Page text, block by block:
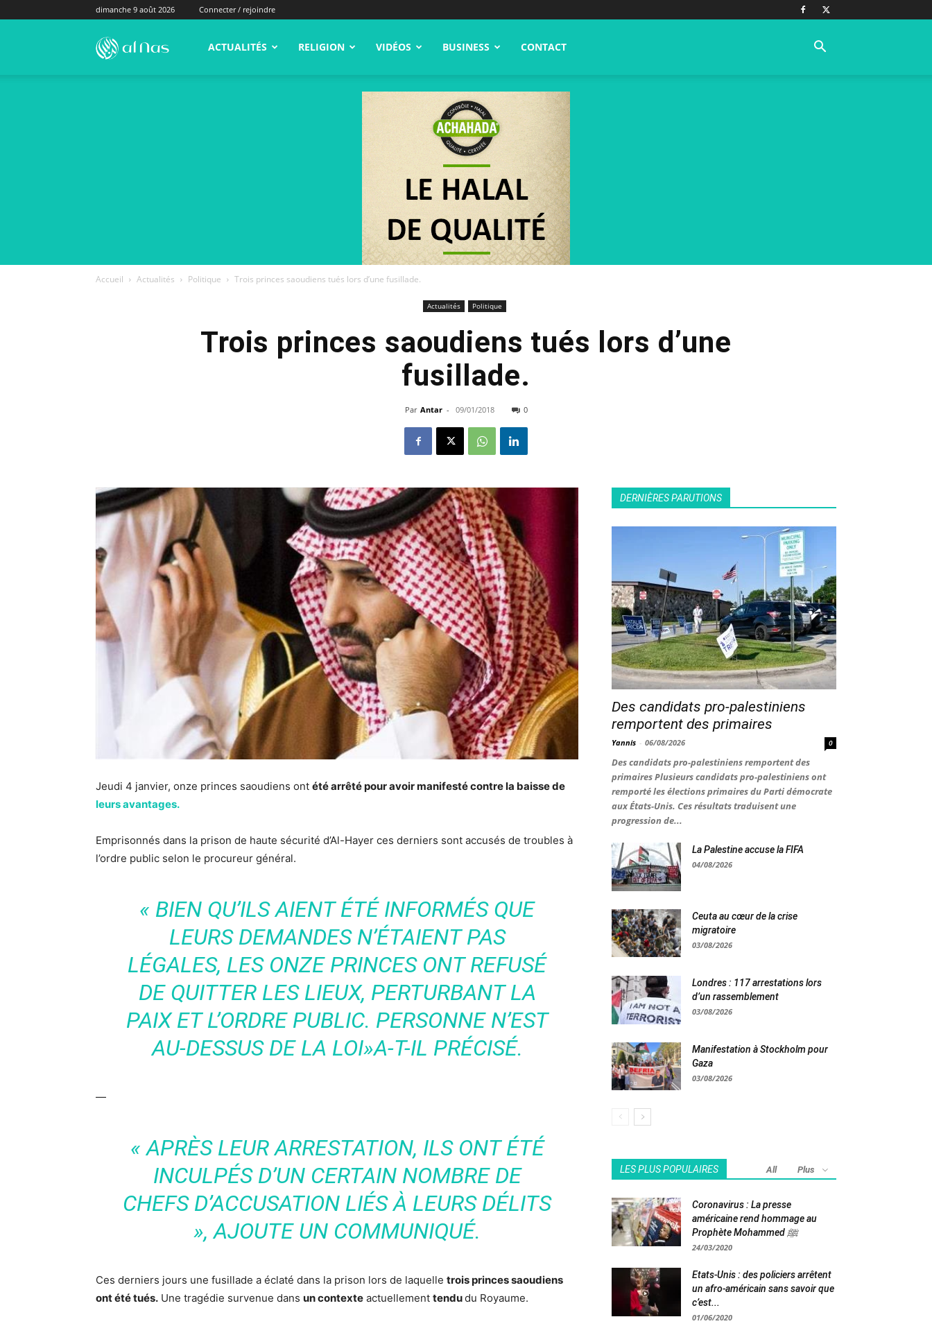
dimanche 9 août 2026 Connecter / rejoindre
alNas.fr ACTUALITÉS RELIGION VIDÉOS BUSINESS CONTACT
Accueil Actualités Politique Trois princes saoudiens tués lors d’une fusillade.
Actualités Politique
Trois princes saoudiens tués lors d’une
fusillade.
Par Antar - 09/01/2018 0
Jeudi 4 janvier, onze princes saoudiens ont été arrêté pour avoir manifesté contre la baisse de
leurs avantages.
Emprisonnés dans la prison de haute sécurité d’Al-Hayer ces derniers sont accusés de troubles à
l’ordre public selon le procureur général.
« BIEN QU’ILS AIENT ÉTÉ INFORMÉS QUE
LEURS DEMANDES N’ÉTAIENT PAS
LÉGALES, LES ONZE PRINCES ONT REFUSÉ
DE QUITTER LES LIEUX, PERTURBANT LA
PAIX ET L’ORDRE PUBLIC. PERSONNE N’EST
AU-DESSUS DE LA LOI»A-T-IL PRÉCISÉ.
—
« APRÈS LEUR ARRESTATION, ILS ONT ÉTÉ
INCULPÉS D’UN CERTAIN NOMBRE DE
CHEFS D’ACCUSATION LIÉS À LEURS DÉLITS
», AJOUTE UN COMMUNIQUÉ.
Ces derniers jours une fusillade a éclaté dans la prison lors de laquelle trois princes saoudiens
ont été tués. Une tragédie survenue dans un contexte actuellement tendudu Royaume.
DERNIÈRES PARUTIONS
Des candidats pro-palestiniens
remportent des primaires
Yannis - 06/08/2026 0
Des candidats pro-palestiniens remportent des
primaires Plusieurs candidats pro-palestiniens ont
remporté les élections primaires du Parti démocrate
aux États-Unis. Ces résultats traduisent une
progression de...
La Palestine accuse la FIFA
04/08/2026
Ceuta au cœur de la crise
migratoire
03/08/2026
Londres : 117 arrestations lors
d’un rassemblement
03/08/2026
Manifestation à Stockholm pour
Gaza
03/08/2026
LES PLUS POPULAIRES All Plus
Coronavirus : La presse
américaine rend hommage au
Prophète Mohammed ﷺ
24/03/2020
Etats-Unis : des policiers arrêtent
un afro-américain sans savoir que
c’est...
01/06/2020